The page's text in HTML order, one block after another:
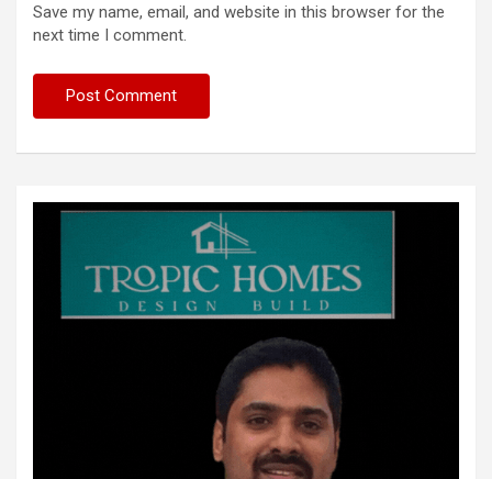
Save my name, email, and website in this browser for the
next time I comment.